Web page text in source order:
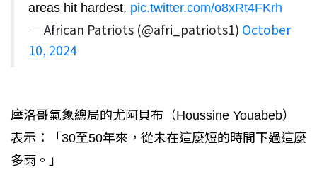
areas hit hardest. pic.twitter.com/o8xRt4FKrh
— African Patriots (@afri_patriots1) October
10, 2024
摩洛哥氣象總局的尤阿貝布（Houssine Youabeb）
表示：「30至50年來，從未在這麼短的時間下過這麼
多雨。」